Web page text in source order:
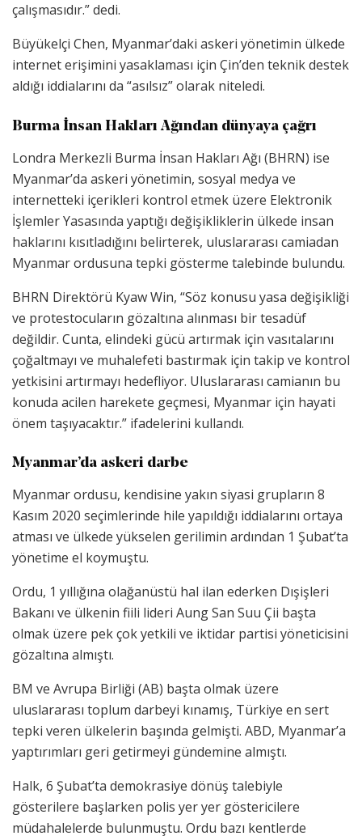
çalışmasıdır.” dedi.
Büyükelçi Chen, Myanmar’daki askeri yönetimin ülkede
internet erişimini yasaklaması için Çin’den teknik destek
aldığı iddialarını da “asılsız” olarak niteledi.
Burma İnsan Hakları Ağından dünyaya çağrı
Londra Merkezli Burma İnsan Hakları Ağı (BHRN) ise
Myanmar’da askeri yönetimin, sosyal medya ve
internetteki içerikleri kontrol etmek üzere Elektronik
İşlemler Yasasında yaptığı değişikliklerin ülkede insan
haklarını kısıtladığını belirterek, uluslararası camiadan
Myanmar ordusuna tepki gösterme talebinde bulundu.
BHRN Direktörü Kyaw Win, “Söz konusu yasa değişikliği
ve protestocuların gözaltına alınması bir tesadüf
değildir. Cunta, elindeki gücü artırmak için vasıtalarını
çoğaltmayı ve muhalefeti bastırmak için takip ve kontrol
yetkisini artırmayı hedefliyor. Uluslararası camianın bu
konuda acilen harekete geçmesi, Myanmar için hayati
önem taşıyacaktır.” ifadelerini kullandı.
Myanmar’da askeri darbe
Myanmar ordusu, kendisine yakın siyasi grupların 8
Kasım 2020 seçimlerinde hile yapıldığı iddialarını ortaya
atması ve ülkede yükselen gerilimin ardından 1 Şubat’ta
yönetime el koymuştu.
Ordu, 1 yıllığına olağanüstü hal ilan ederken Dışişleri
Bakanı ve ülkenin fiili lideri Aung San Suu Çii başta
olmak üzere pek çok yetkili ve iktidar partisi yöneticisini
gözaltına almıştı.
BM ve Avrupa Birliği (AB) başta olmak üzere
uluslararası toplum darbeyi kınamış, Türkiye en sert
tepki veren ülkelerin başında gelmişti. ABD, Myanmar’a
yaptırımları geri getirmeyi gündemine almıştı.
Halk, 6 Şubat’ta demokrasiye dönüş talebiyle
gösterilere başlarken polis yer yer göstericilere
müdahalelerde bulunmuştu. Ordu bazı kentlerde